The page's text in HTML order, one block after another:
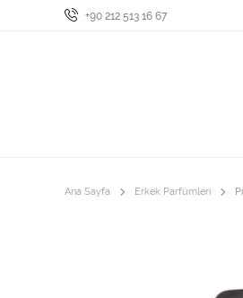
+90 212 513 16 67
Ana Sayfa Erkek Parfümleri